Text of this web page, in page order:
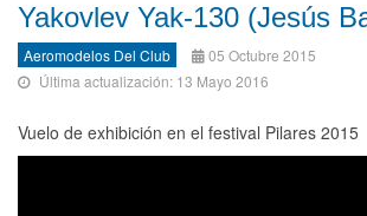
Yakovlev Yak-130 (Jesús
Aeromodelos Del Club
05 Octubre 2015
Última actualización: 13 Mayo 2016
Vuelo de exhibición en el festival Pilares 2015